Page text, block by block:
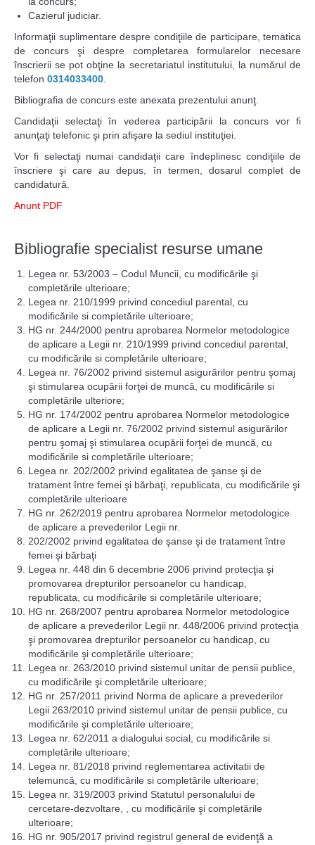
Cazierul judiciar.
Informaţii suplimentare despre condiţiile de participare, tematica
de concurs şi despre completarea formularelor necesare
înscrierii se pot obţine la secretariatul institutului, la numărul de
telefon 0314033400
Bibliografia de concurs este anexata prezentului anunţ.
Candidaţii selectaţi în vederea participării la concurs vor fi
anunţaţi telefonic şi prin afişare la sediul instituţiei.
Vor fi selectaţi numai candidaţii care îndeplinesc condiţiile de
înscriere şi care au depus, în termen, dosarul complet de
candidatură.
Anunt PDF
Bibliografie specialist resurse umane
Legea nr. 53/2003 – Codul Muncii, cu modificările şi
completările ulterioare;
Legea nr. 210/1999 privind concediul parental, cu
modificările si completările ulterioare;
HG nr. 244/2000 pentru aprobarea Normelor metodologice
de aplicare a Legii nr. 210/1999 privind concediul parental,
cu modificările si completările ulterioare;
Legea nr. 76/2002 privind sistemul asigurărilor pentru şomaj
şi stimularea ocupării forţei de muncă, cu modificările si
completările ulteriore;
HG nr. 174/2002 pentru aprobarea Normelor metodologice
de aplicare a Legii nr. 76/2002 privind sistemul asigurărilor
pentru şomaj şi stimularea ocupării forţei de muncă, cu
modificările si completările ulterioare;
Legea nr. 202/2002 privind egalitatea de şanse şi de
tratament între femei şi bărbaţi, republicata, cu modificările şi
completările ulterioare
HG nr. 262/2019 pentru aprobarea Normelor metodologice
de aplicare a prevederilor Legii nr.
202/2002 privind egalitatea de şanse şi de tratament între
femei şi bărbaţi
Legea nr. 448 din 6 decembrie 2006 privind protecţia şi
promovarea drepturilor persoanelor cu handicap,
republicata, cu modificările si completările ulterioare;
HG nr. 268/2007 pentru aprobarea Normelor metodologice
de aplicare a prevederilor Legii nr. 448/2006 privind protecţia
şi promovarea drepturilor persoanelor cu handicap, cu
modificările şi completările ulterioare;
Legea nr. 263/2010 privind sistemul unitar de pensii publice,
cu modificările şi completările ulterioare;
HG nr. 257/2011 privind Norma de aplicare a prevederilor
Legii 263/2010 privind sistemul unitar de pensii publice, cu
modificările şi completările ulterioare;
Legea nr. 62/2011 a dialogului social, cu modificările si
completările ulterioare;
Legea nr. 81/2018 privind reglementarea activitatii de
telemuncă, cu modificările si completările ulterioare;
Legea nr. 319/2003 privind Statutul personalului de
cercetare-dezvoltare, , cu modificările şi completările
ulterioare;
HG nr. 905/2017 privind registrul general de evidenţă a